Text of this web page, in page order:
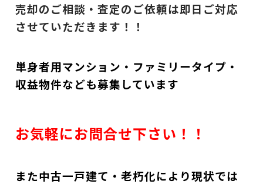
売却のご相談・査定のご依頼は即日ご対応
させていただきます！！
単身者用マンション・ファミリータイプ・
収益物件なども募集しています
お気軽にお問合せ下さい！！
また中古一戸建て・老朽化により現状では